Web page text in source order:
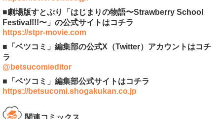
■劇場版すとぷり「はじまりの物語〜Strawberry School
Festival!!!〜」の公式サイトはコチラ
https://stpr-movie.com
■「ベツコミ」編集部の公式X（Twitter）アカウントはコチ
ラ
@betsucomieditor
■「ベツコミ」編集部公式サイトはコチラ
https://betsucomi.shogakukan.co.jp
関連コミックス